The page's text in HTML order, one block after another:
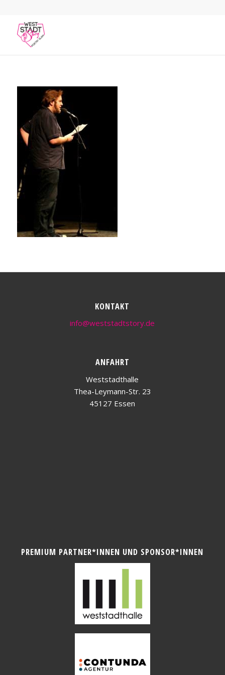
KONTAKT
info@weststadtstory.de
ANFAHRT
Weststadthalle
Thea-Leymann-Str. 23
45127 Essen
PREMIUM PARTNER*INNEN UND SPONSOR*INNEN